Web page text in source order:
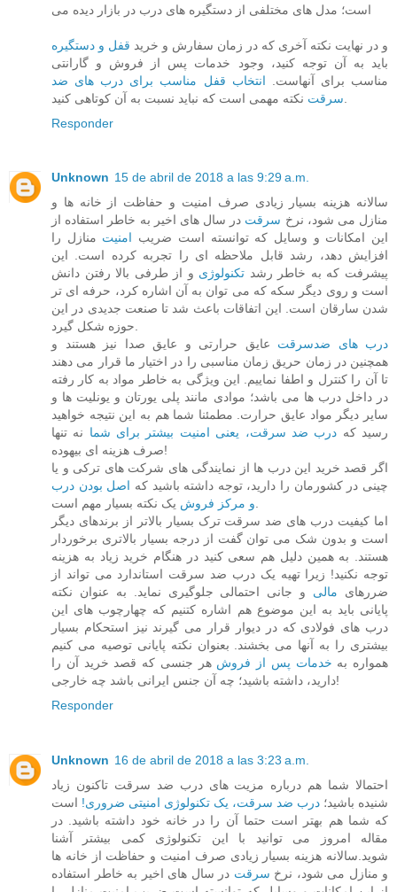
است؛ مدل های مختلفی از دستگیره های درب در بازار دیده می
و در نهایت نکته آخری که در زمان سفارش و خرید قفل و دستگیره
باید به آن توجه کنید، وجود خدمات پس از فروش و گارانتی
مناسب برای آنهاست. انتخاب قفل مناسب برای درب های ضد
سرقت
Responder
Unknown 15 de abril de 2018 a las 9:29 a.m.
سالانه هزینه بسیار زیادی صرف امنیت و حفاظت از خانه ها و
منازل می شود، نرخ سرقت در سال های اخیر به خاطر استفاده از
این امکانات و وسایل که توانسته است ضریب امنیت منازل را
افزایش دهد، رشد قابل ملاحظه ای را تجربه کرده است. این
پیشرفت که به خاطر رشد تکنولوژی و از طرفی بالا رفتن دانش
است و روی دیگر سکه که می توان به آن اشاره کرد، حرفه ای تر
شدن سارقان است. این اتفاقات باعث شد تا صنعت جدیدی در این
حوزه شکل گیرد.
درب های ضدسرقت عایق حرارتی و عایق صدا نیز هستند و
همچنین در زمان حریق زمان مناسبی را در اختیار ما قرار می دهند
تا آن را کنترل و اطفا نماییم. این ویژگی به خاطر مواد به کار رفته
در داخل درب ها می باشد؛ موادی مانند پلی یورتان و یونلیت ها و
سایر دیگر مواد عایق حرارت. مطمئنا شما هم به این نتیجه خواهید
رسید که درب ضد سرقت، یعنی امنیت بیشتر برای شما نه تنها
صرف هزینه ای بیهوده!
اگر قصد خرید این درب ها از نمایندگی های شرکت های ترکی و یا
چینی در کشورمان را دارید، توجه داشته باشید که اصل بودن درب
و مرکز فروشیک نکته بسیار مهم است.
اما کیفیت درب های ضد سرقت ترک بسیار بالاتر از برندهای دیگر
است و بدون شک می توان گفت از درجه بسیار بالاتری برخوردار
هستند. به همین دلیل هم سعی کنید در هنگام خرید زیاد به هزینه
توجه نکنید! زیرا تهیه یک درب ضد سرقت استاندارد می تواند از
ضررهای مالی و جانی احتمالی جلوگیری نماید. به عنوان نکته
پایانی باید به این موضوع هم اشاره کتنیم که چهارچوب های این
درب های فولادی که در دیوار قرار می گیرند نیز استحکام بسیار
بیشتری را به آنها می بخشند. بعنوان نکته پایانی توصیه می کنیم
همواره به خدمات پس از فروش هر جنسی که قصد خرید آن را
دارید، داشته باشید؛ چه آن جنس ایرانی باشد چه خارجی!
Responder
Unknown 16 de abril de 2018 a las 3:23 a.m.
احتمالا شما هم درباره مزیت های درب ضد سرقت تاکنون زیاد
شنیده باشید؛ درب ضد سرقت، یک تکنولوژی امنیتی ضروری! است
که شما هم بهتر است حتما آن را در خانه خود داشته باشید. در
مقاله امروز می توانید با این تکنولوژی کمی بیشتر آشنا
شوید.سالانه هزینه بسیار زیادی صرف امنیت و حفاظت از خانه ها
و منازل می شود، نرخ سرقت در سال های اخیر به خاطر استفاده